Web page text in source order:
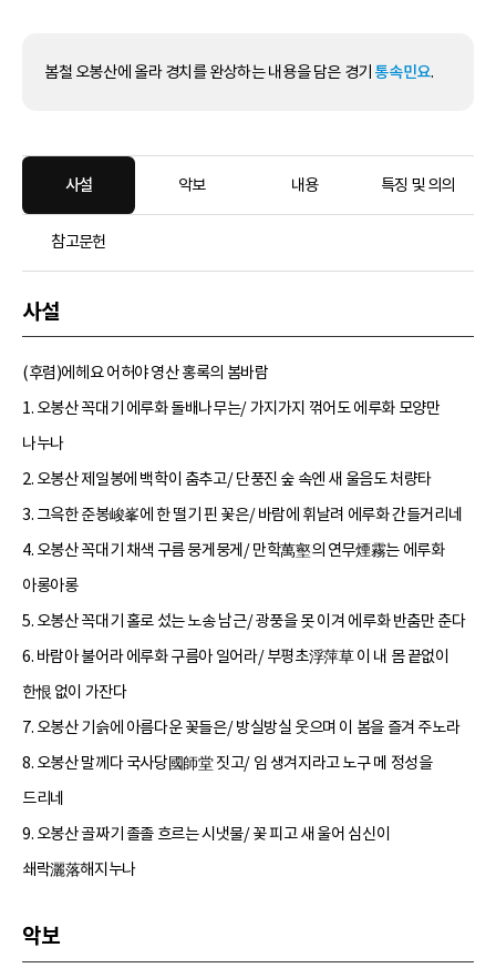
봄철 오봉산에 올라 경치를 완상하는 내용을 담은 경기 통속민요.
사설 악보 내용 특징 및 의의
참고문헌
사설
(후렴)에헤요 어허야 영산 홍록의 봄바람
1. 오봉산 꼭대기 에루화 돌배나무는/ 가지가지 꺾어도 에루화 모양만
나누나
2. 오봉산 제일봉에 백학이 춤추고/ 단풍진 숲 속엔 새 울음도 처량타
3. 그윽한 준봉峻峯에 한 떨기 핀 꽃은/ 바람에 휘날려 에루화 간들거리네
4. 오봉산 꼭대기 채색 구름 뭉게뭉게/ 만학萬壑의 연무煙霧는 에루화
아롱아롱
5. 오봉산 꼭대기 홀로 섰는 노송 남근/ 광풍을 못 이겨 에루화 반춤만 춘다
6. 바람아 불어라 에루화 구름아 일어라/ 부평초浮萍草 이 내 몸 끝없이
한恨 없이 가잔다
7. 오봉산 기슭에 아름다운 꽃들은/ 방실방실 웃으며 이 봄을 즐겨 주노라
8. 오봉산 말께다 국사당國師堂 짓고/ 임 생겨지라고 노구 메 정성을
드리네
9. 오봉산 골짜기 졸졸 흐르는 시냇물/ 꽃 피고 새 울어 심신이
쇄락灑落해지누나
악보